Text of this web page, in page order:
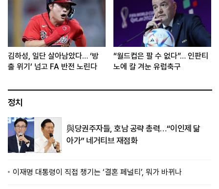
김하성, 일단 살아남았다… ‘방
출 위기’ 넘고 FA 반전 노린다
“월드컵은 팔 수 없다”… 인판티
노에 칼 겨눈 유럽축구
정치
與당권주자들, 호남 공략 총력…“이인제 닮
아가” 네거티브 재점화
이재명 대통령이 직접 챙기는 ‘결혼 페널티’, 뭐가 바뀌나